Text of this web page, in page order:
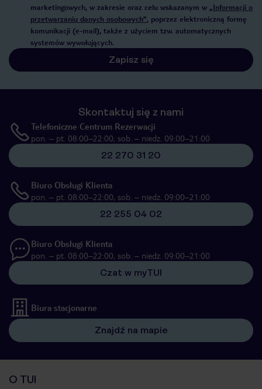
marketingowych, w zakresie oraz celu wskazanym w „Informacji o
przetwarzaniu danych osobowych”, poprzez elektroniczną formę
komunikacji (e-mail), także z użyciem tzw. automatycznych
systemów wywołujących.
Zapisz się
Skontaktuj się z nami
Telefoniczne Centrum Rezerwacji
pon. – pt. 08:00–22:00, sob. – niedz. 09:00–21:00
22 270 31 20
Biuro Obsługi Klienta
pon. – pt. 08:00–22:00, sob. – niedz. 09:00–21:00
22 255 04 02
Biuro Obsługi Klienta
pon. – pt. 08:00–22:00, sob. – niedz. 09:00–21:00
Czat w myTUI
Biura stacjonarne
Znajdź na mapie
O TUI